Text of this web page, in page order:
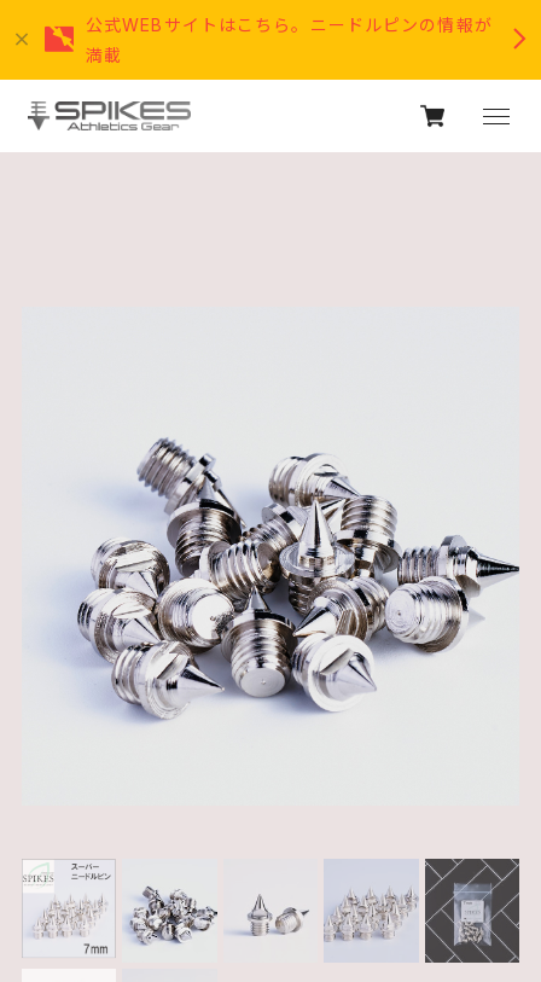
公式WEBサイトはこちら。ニードルピンの情報が
満載